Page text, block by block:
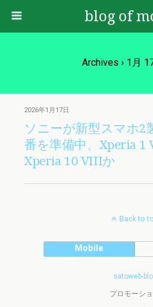
blog of
Archives › 1月
2026年1月17日
ソニーが新型スマホ2
番を準備中、Xperia 1
Xperia 10 VIIIか
Back to
Mobile
satoweb-
プロモーシ